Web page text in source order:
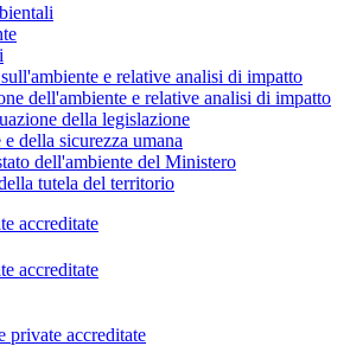
e relative analisi di impatto
dell'ambiente e relative analisi di impatto
della legislazione
della sicurezza umana
dell'ambiente del Ministero
tutela del territorio
accreditate
accreditate
private accreditate